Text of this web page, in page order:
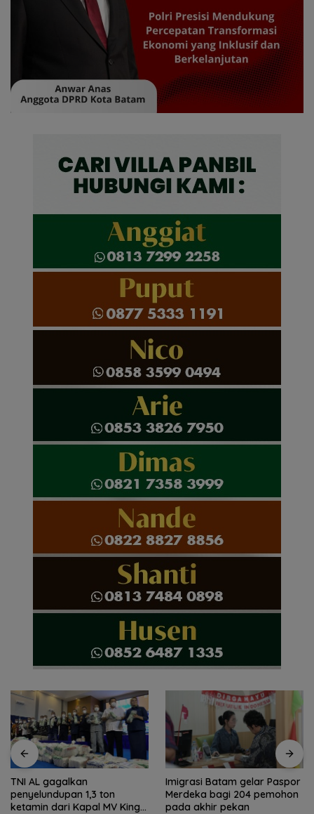
TNI AL gagalkan
penyelundupan 1,3 ton
ketamin dari Kapal MV King
Imigrasi Batam gelar Paspor
Merdeka bagi 204 pemohon
pada akhir pekan